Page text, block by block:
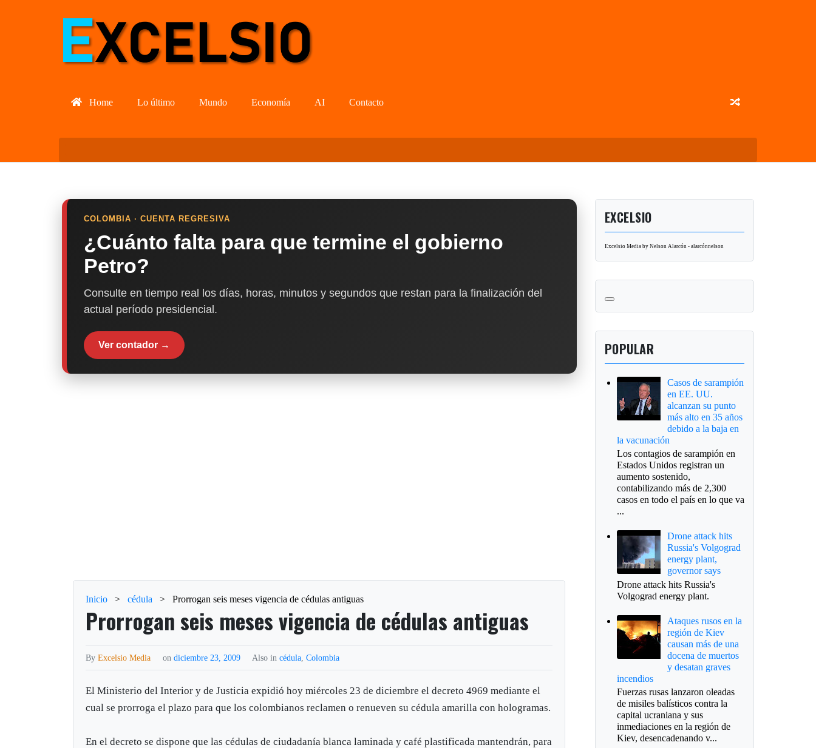
Home Lo último Mundo Economía AI Contacto
COLOMBIA · CUENTA REGRESIVA
¿Cuánto falta para que termine el gobierno
Petro?
Consulte en tiempo real los días, horas, minutos y segundos que restan para la finalización del
actual período presidencial.
Ver contador →
Inicio > cédula > Prorrogan seis meses vigencia de cédulas antiguas
Prorrogan seis meses vigencia de cédulas antiguas
ByExcelsio Media ondiciembre 23, 2009 Also incédula ,Colombia
El Ministerio del Interior y de Justicia expidió hoy miércoles 23 de diciembre el decreto 4969 mediante el
cual se prorroga el plazo para que los colombianos reclamen o renueven su cédula amarilla con hologramas.
En el decreto se dispone que las cédulas de ciudadanía blanca laminada y café plastificada mantendrán, para
EXCELSIO
Excelsio Media by Nelson Alarcón - alarcónnelson
POPULAR
Casos de sarampión
en EE. UU.
alcanzan su punto
más alto en 35 años
debido a la baja en
la vacunación
Los contagios de sarampión en
Estados Unidos registran un
aumento sostenido,
contabilizando más de 2,300
casos en todo el país en lo que va
...
Drone attack hits
Russia's Volgograd
energy plant,
governor says
Drone attack hits Russia's
Volgograd energy plant.
Ataques rusos en la
región de Kiev
causan más de una
docena de muertos
y desatan graves
incendios
Fuerzas rusas lanzaron oleadas
de misiles balísticos contra la
capital ucraniana y sus
inmediaciones en la región de
Kiev, desencadenando v...